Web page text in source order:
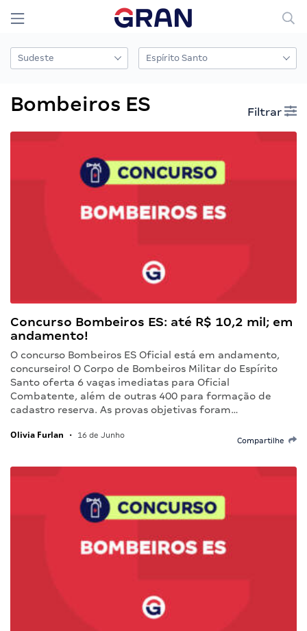
Bombeiros ES Filtrar
Concurso Bombeiros ES: até R$ 10,2 mil; em
andamento!
O concurso Bombeiros ES Oficial está em andamento,
concurseiro! O Corpo de Bombeiros Militar do Espírito
Santo oferta 6 vagas imediatas para Oficial
Combatente, além de outras 400 para formação de
cadastro reserva. As provas objetivas foram…
Olivia Furlan • 16 de Junho
Compartilhe